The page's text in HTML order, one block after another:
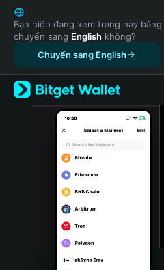
English
日本語
Tiếng Việt
Русский
Español (Latinoamérica)
Türkçe
Italiano
Português (Portugal)
Bahasa Indonesia
Bạn hiện đang xem trang này bằng
chuyển sang English không?
Chuyển sang English